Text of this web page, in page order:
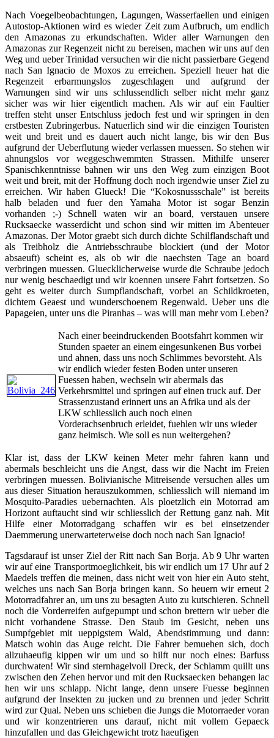
Nach Voegelbeobachtungen, Lagungen, Wasserfaellen und einigen
Autostop-Aktionen wird es wieder Zeit zum Aufbruch, um endlich
den Amazonas zu erkundschaften. Wider aller Warnungen den
Amazonas zur Regenzeit nicht zu bereisen, machen wir uns auf den
Weg und ueber Trinidad versuchen wir die nicht passierbare Gegend
nach San Ignacio de Moxos zu erreichen. Speziell heuer hat die
Regenzeit erbarmungslos zugeschlagen und aufgrund der
Warnungen sind wir uns schlussendlich selber nicht mehr ganz
sicher was wir hier eigentlich machen. Als wir auf ein Faultier
treffen steht unser Entschluss jedoch fest und wir springen in den
erstbesten Zubringerbus. Natuerlich sind wir die einzigen Touristen
weit und breit und es dauert auch nicht lange, bis wir den Bus
aufgrund der Ueberflutung wieder verlassen muessen. So stehen wir
ahnungslos vor weggeschwemmten Strassen. Mithilfe unserer
Spanischkenntnisse bahnen wir uns den Weg zum einzigen Boot
weit und breit, mit der Hoffnung doch noch irgendwie unser Ziel zu
erreichen. Wir haben Glueck! Die “Kokosnussschale” ist bereits
halb beladen und fuer den Yamaha Motor ist sogar Benzin
vorhanden ;-) Schnell waten wir an board, verstauen unsere
Rucksaecke wasserdicht und schon sind wir mitten im Abenteuer
Amazonas. Der Motor graebt sich durch dichte Schilflandschaft und
als Treibholz die Antriebsschraube blockiert (und der Motor
absaeuft) scheint es, als ob wir die naechsten Tage an board
verbringen muessen. Gluecklicherweise wurde die Schraube jedoch
nur wenig beschaedigt und wir koennen unsere Fahrt fortsetzen. So
geht es weiter durch Sumpflandschaft, vorbei an Schildkroeten,
dichtem Geaest und wunderschoenem Regenwald. Ueber uns die
Papageien, unter uns die Piranhas – was will man mehr vom Leben?
Nach einer beeindruckenden Bootsfahrt kommen wir
Stunden spaeter an einem eingesunkenen Bus vorbei
und ahnen, dass uns noch Schlimmes bevorsteht. Als
wir endlich wieder festen Boden unter unseren
Fuessen haben, wechseln wir abermals das
Verkehrsmittel und springen auf einen truck auf. Der
Strassenzustand erinnert uns an Afrika und als der
LKW schliesslich auch noch einen
Vorderachsenbruch erleidet, fuehlen wir uns wieder
ganz heimisch. Wie soll es nun weitergehen?
Klar ist, dass der LKW keinen Meter mehr fahren kann und
abermals beschleicht uns die Angst, dass wir die Nacht im Freien
verbringen muessen. Bolivianische Mitreisende versuchen alles um
aus dieser Situation herauszukommen, schliesslich will niemand im
Mosquito-Paradies uebernachten. Als ploetzlich ein Motorrad am
Horizont auftaucht sind wir schliesslich der Rettung ganz nah. Mit
Hilfe einer Motorradgang schaffen wir es bei einsetzender
Daemmerung unerwarteterweise doch noch nach San Ignacio!
Tagsdarauf ist unser Ziel der Ritt nach San Borja. Ab 9 Uhr warten
wir auf eine Transportmoeglichkeit, bis wir endlich um 17 Uhr auf 2
Maedels treffen die meinen, dass nicht weit von hier ein Auto steht,
welches uns nach San Borja bringen kann. So heuern wir erneut 2
Motorradfahrer an, um uns zu besagten Auto zu kutschieren. Schnell
noch die Vorderreifen aufgepumpt und schon brettern wir ueber die
nicht vorhandene Strasse. Den Staub im Gesicht, neben uns
Sumpfgebiet mit ueppigstem Wald, Abendstimmung und dann:
Matsch wohin das Auge reicht. Die Fahrer bemuehen sich, doch
allzuhaeufig kippen wir um und so hilft nur noch eines: Barfuss
durchwaten! Wir sind sternhagelvoll Dreck, der Schlamm quillt uns
zwischen den Zehen hervor und mit den Rucksaecken behangen lac
hen wir uns schlapp. Nicht lange, denn unsere Fuesse beginnen
aufgrund der Insekten zu jucken und zu brennen und jeder Schritt
wird zur Qual. Neben uns schieben die Jungs die Motorraeder voran
und wir konzentrieren uns darauf, nicht mit vollem Gepaeck
hinzufallen und das Gleichgewicht trotz haeufigen